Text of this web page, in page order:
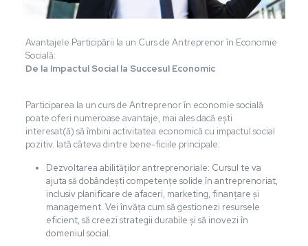
Avantajele Participării la un Curs de Antreprenor în Economie
Socială:
De la Impactul Social la Succesul Economic
Participarea la un curs de Antreprenor în economie socială
poate oferi numeroase avantaje, mai ales dacă ești
interesat(ă) să îmbini activitatea economică cu impactul social
pozitiv. Iată câteva dintre bene-ficiile principale:
Dezvoltarea abilităților antreprenoriale: Cursul te va
ajuta să dobândești competențe solide în antreprenoriat,
inclusiv planificare de afaceri, marketing, finanțare și
management. Vei învăța cum să gestionezi resursele
eficient, să creezi strategii durabile și să inovezi în
domeniul social.